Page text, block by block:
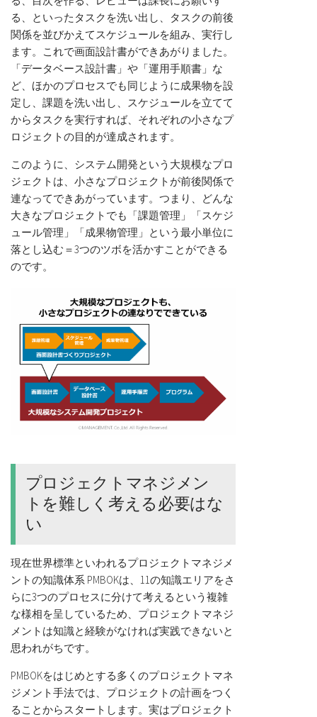
る、といったタスクを洗い出し、タスクの前後
関係を並びかえてスケジュールを組み、実行し
ます。これで画面設計書ができあがりました。
「データベース設計書」や「運用手順書」な
ど、ほかのプロセスでも同じように成果物を設
定し、課題を洗い出し、スケジュールを立てて
からタスクを実行すれば、それぞれの小さなプ
ロジェクトの目的が達成されます。
このように、システム開発という大規模なプロ
ジェクトは、小さなプロジェクトが前後関係で
連なってできあがっています。つまり、どんな
大きなプロジェクトでも「課題管理」「スケジ
ュール管理」「成果物管理」という最小単位に
落とし込む＝3つのツボを活かすことができる
のです。
プロジェクトマネジメン
トを難しく考える必要はな
い
現在世界標準といわれるプロジェクトマネジメ
ントの知識体系 PMBOKは、11の知識エリアをさ
らに3つのプロセスに分けて考えるという複雑
な様相を呈しているため、プロジェクトマネジ
メントは知識と経験がなければ実践できないと
思われがちです。
PMBOKをはじめとする多くのプロジェクトマネ
ジメント手法では、プロジェクトの計画をつく
ることからスタートします。実はプロジェクト